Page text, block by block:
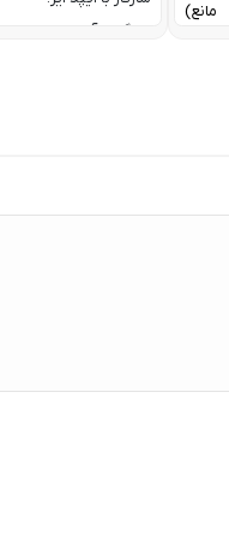
مانع)
30 W
سازگار با آیپد پرو: